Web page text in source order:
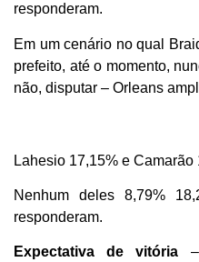
responderam.
Em um cenário no qual
prefeito, até o momento,
não, disputar – Orleans
Lahesio 17,15% e Camarão
Nenhum deles 8,79%
responderam.
Expectativa de vitória –